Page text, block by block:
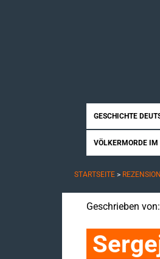
GESCHICHTE
VÖLKERMORDE
STARTSEITE >
Geschrieben von: